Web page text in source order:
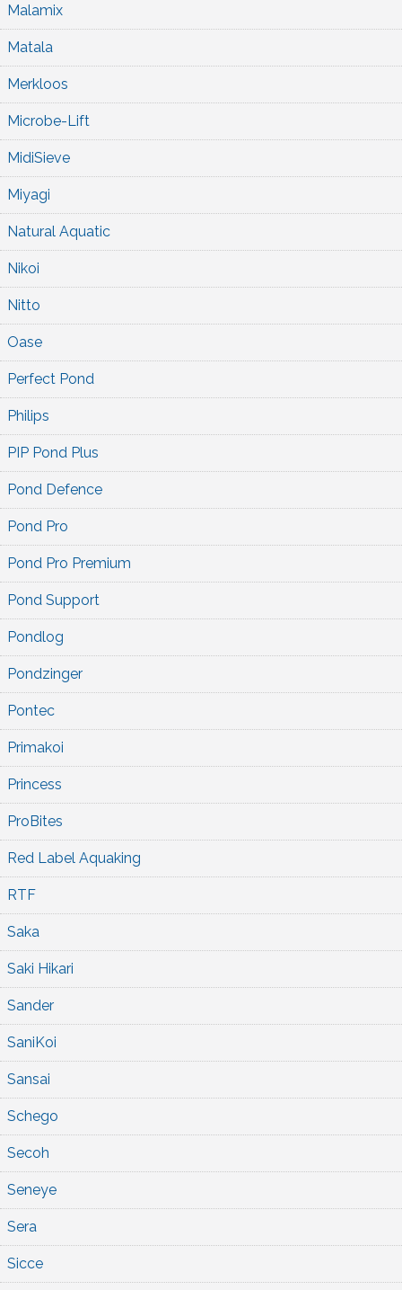
Malamix
Matala
Merkloos
Microbe-Lift
MidiSieve
Miyagi
Natural Aquatic
Nikoi
Nitto
Oase
Perfect Pond
Philips
PIP Pond Plus
Pond Defence
Pond Pro
Pond Pro Premium
Pond Support
Pondlog
Pondzinger
Pontec
Primakoi
Princess
ProBites
Red Label Aquaking
RTF
Saka
Saki Hikari
Sander
SaniKoi
Sansai
Schego
Secoh
Seneye
Sera
Sicce